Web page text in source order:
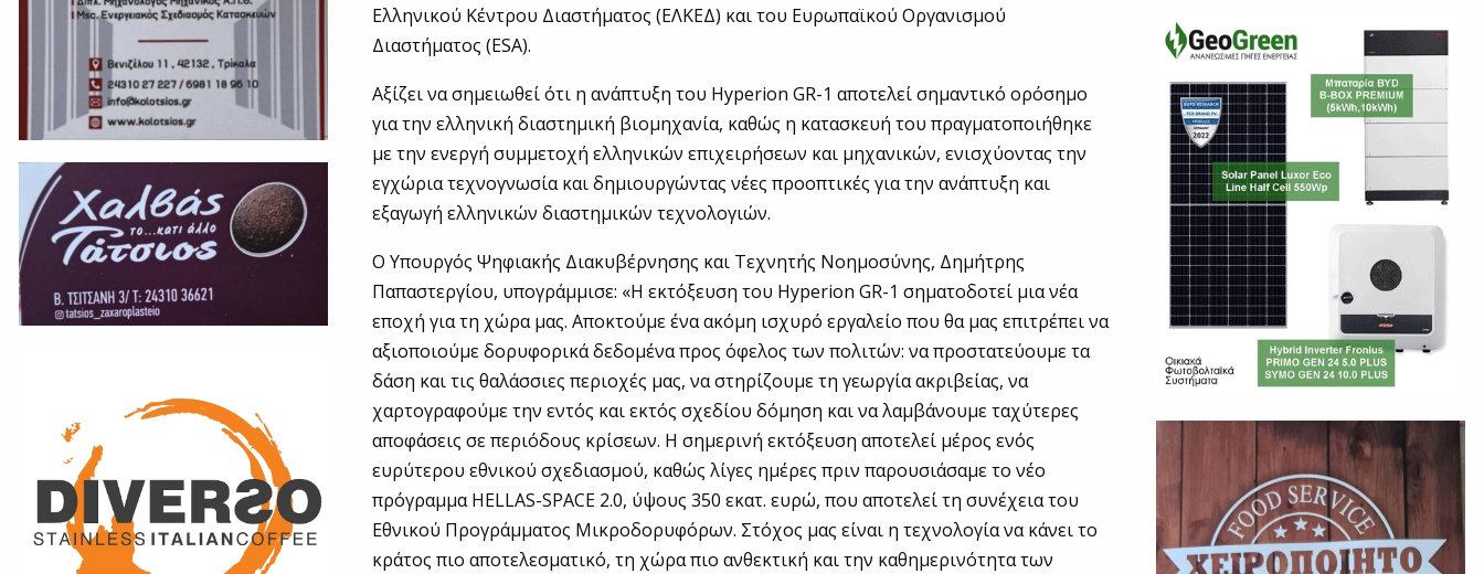
Ελληνικού Κέντρου Διαστήματος (ΕΛΚΕΔ) και του Ευρωπαϊκού Οργανισμού
Διαστήματος (ESA).
Αξίζει να σημειωθεί ότι η ανάπτυξη του Hyperion GR-1 αποτελεί σημαντικό ορόσημο
για την ελληνική διαστημική βιομηχανία, καθώς η κατασκευή του πραγματοποιήθηκε
με την ενεργή συμμετοχή ελληνικών επιχειρήσεων και μηχανικών, ενισχύοντας την
εγχώρια τεχνογνωσία και δημιουργώντας νέες προοπτικές για την ανάπτυξη και
εξαγωγή ελληνικών διαστημικών τεχνολογιών.
Ο Υπουργός Ψηφιακής Διακυβέρνησης και Τεχνητής Νοημοσύνης, Δημήτρης
Παπαστεργίου, υπογράμμισε: «Η εκτόξευση του Hyperion GR-1 σηματοδοτεί μια νέα
εποχή για τη χώρα μας. Αποκτούμε ένα ακόμη ισχυρό εργαλείο που θα μας επιτρέπει να
αξιοποιούμε δορυφορικά δεδομένα προς όφελος των πολιτών: να προστατεύουμε τα
δάση και τις θαλάσσιες περιοχές μας, να στηρίζουμε τη γεωργία ακριβείας, να
χαρτογραφούμε την εντός και εκτός σχεδίου δόμηση και να λαμβάνουμε ταχύτερες
αποφάσεις σε περιόδους κρίσεων. Η σημερινή εκτόξευση αποτελεί μέρος ενός
ευρύτερου εθνικού σχεδιασμού, καθώς λίγες ημέρες πριν παρουσιάσαμε το νέο
πρόγραμμα HELLAS-SPACE 2.0, ύψους 350 εκατ. ευρώ, που αποτελεί τη συνέχεια του
Εθνικού Προγράμματος Μικροδορυφόρων. Στόχος μας είναι η τεχνολογία να κάνει το
κράτος πιο αποτελεσματικό, τη χώρα πιο ανθεκτική και την καθημερινότητα των